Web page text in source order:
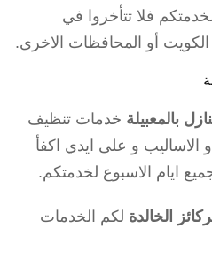
فلا تتأخروا في
الكويت أو المحافظات الاخرى.
بالمعبيلة خدمات تنظيف
و على ايدي اكفأ
ايام الاسبوع لخدمتكم.
الخالدة لكم الخدمات